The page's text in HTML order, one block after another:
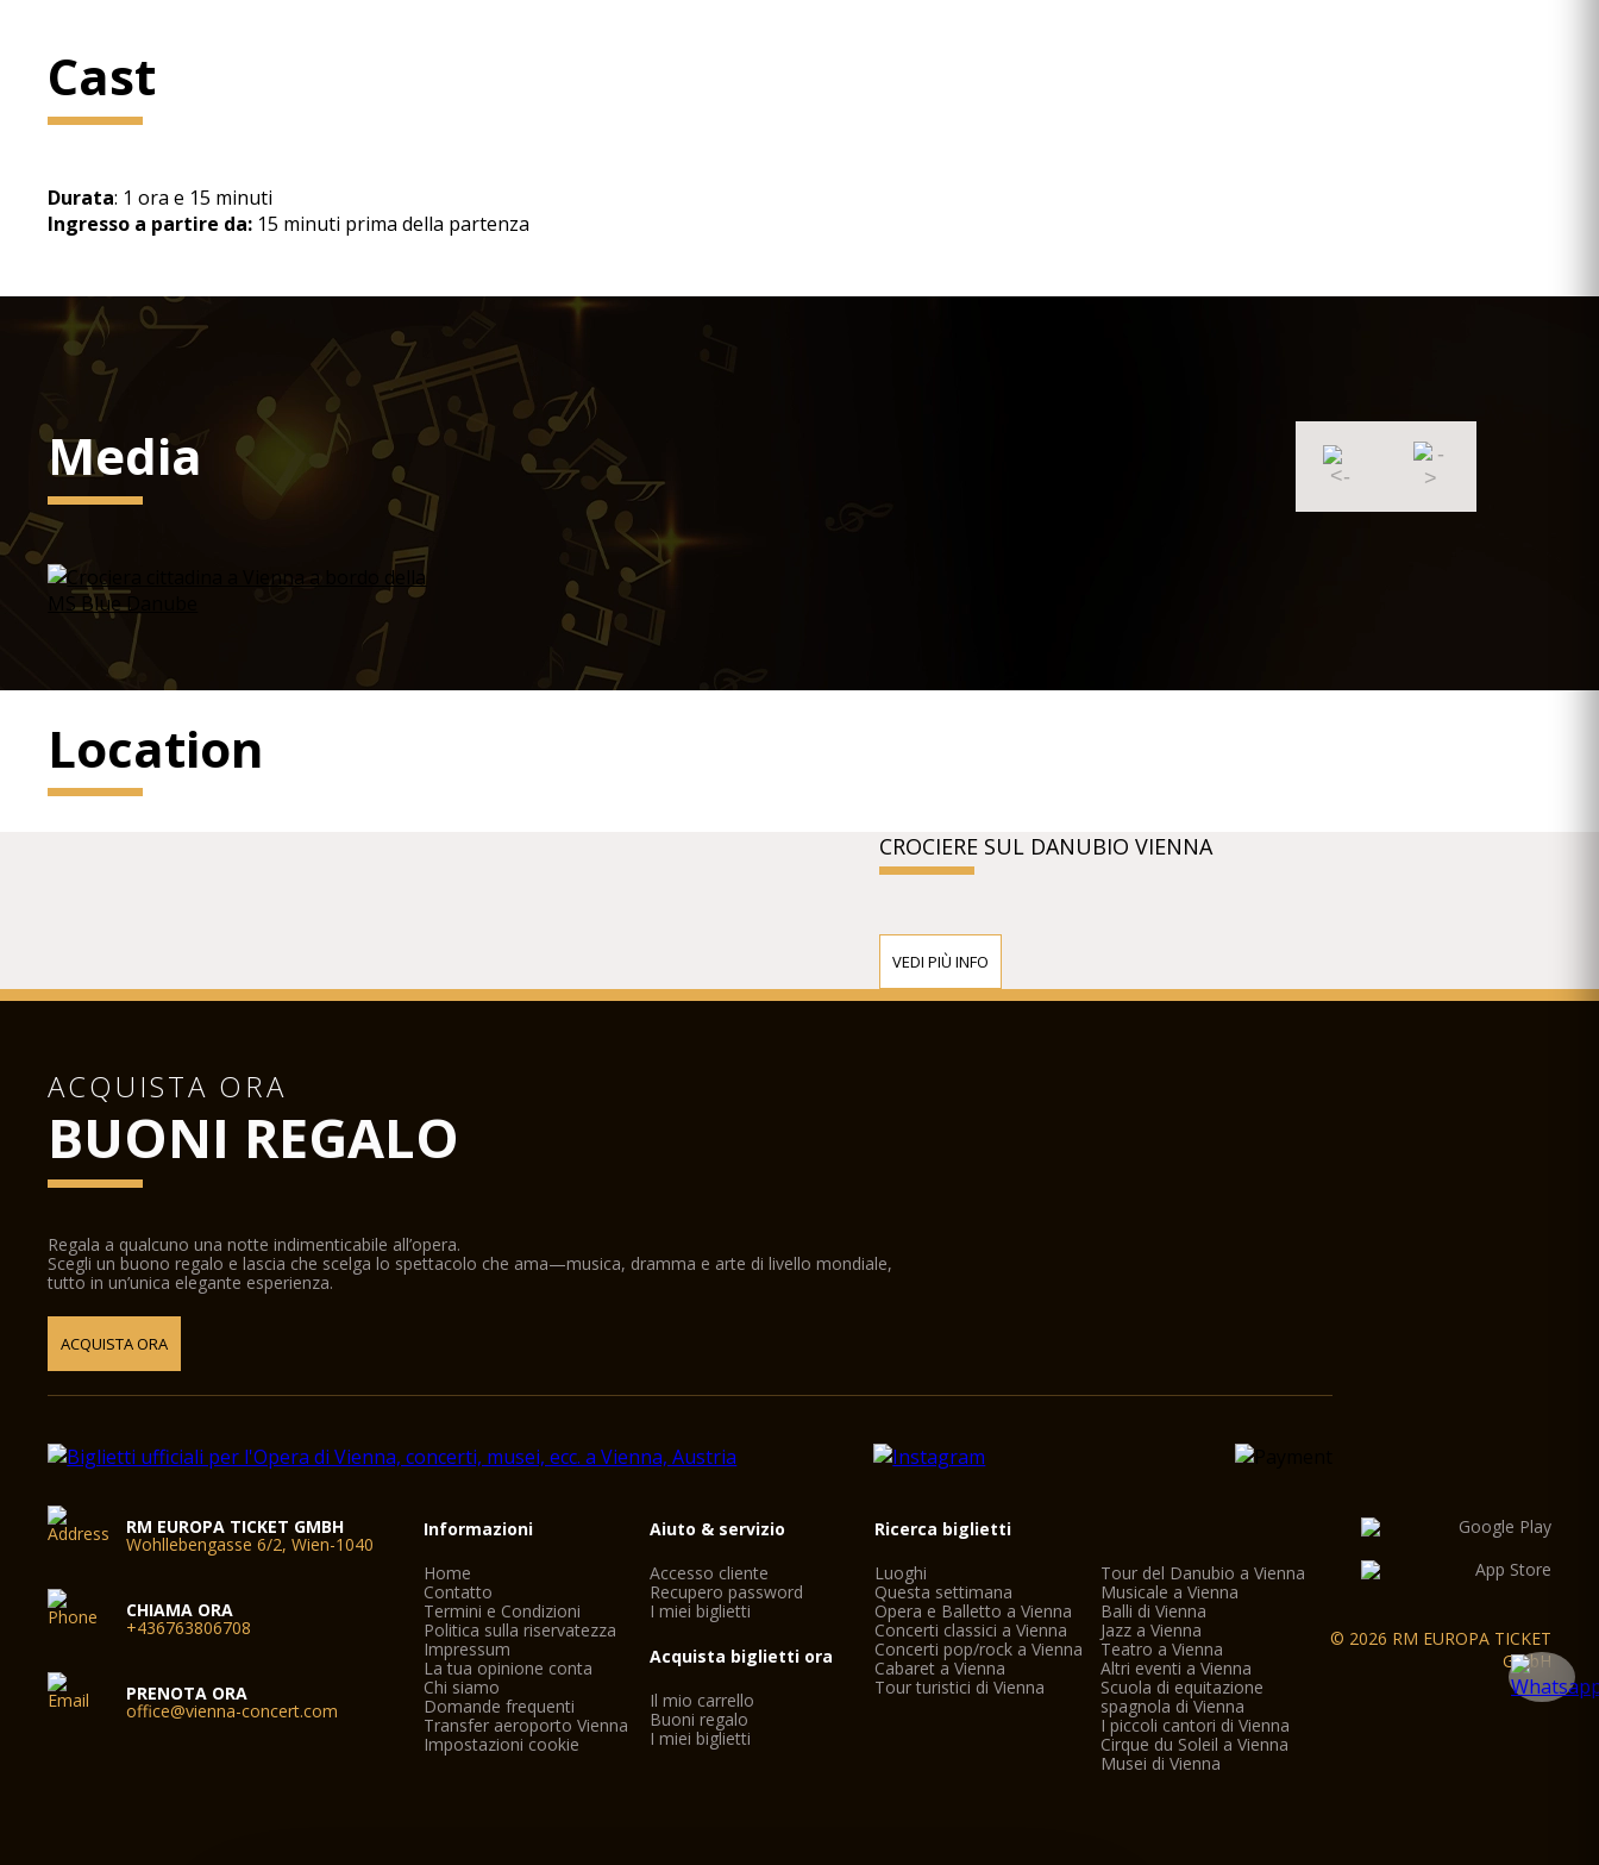
Cast
Durata: 1 ora e 15 minuti
Ingresso a partire da: 15 minuti prima della partenza
Media
Location
CROCIERE SUL DANUBIO VIENNA
VEDI PIÙ INFO
ACQUISTA ORA
BUONI REGALO
Regala a qualcuno una notte indimenticabile all’opera.
Scegli un buono regalo e lascia che scelga lo spettacolo che ama—musica, dramma e arte di livello mondiale,
tutto in un’unica elegante esperienza.
ACQUISTA ORA
RM EUROPA TICKET GMBH
Wohllebengasse 6/2, Wien-1040
CHIAMA ORA
+436763806708
PRENOTA ORA
office@vienna-concert.com
Informazioni
Home
Contatto
Termini e Condizioni
Politica sulla riservatezza
Impressum
La tua opinione conta
Chi siamo
Domande frequenti
Transfer aeroporto Vienna
Impostazioni cookie
Aiuto & servizio
Accesso cliente
Recupero password
I miei biglietti
Acquista biglietti ora
Il mio carrello
Buoni regalo
I miei biglietti
Ricerca biglietti
Luoghi
Questa settimana
Opera e Balletto a Vienna
Concerti classici a Vienna
Concerti pop/rock a Vienna
Cabaret a Vienna
Tour turistici di Vienna
Tour del Danubio a Vienna
Musicale a Vienna
Balli di Vienna
Jazz a Vienna
Teatro a Vienna
Altri eventi a Vienna
Scuola di equitazione
spagnola di Vienna
I piccoli cantori di Vienna
Cirque du Soleil a Vienna
Musei di Vienna
© 2026 RM EUROPA TICKET
GmbH